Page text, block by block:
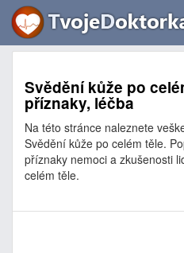
Svědění kůže po
příznaky, léčba
Na této stránce naleznete
Svědění kůže po celém těle.
příznaky nemoci a zkušenosti
celém těle.